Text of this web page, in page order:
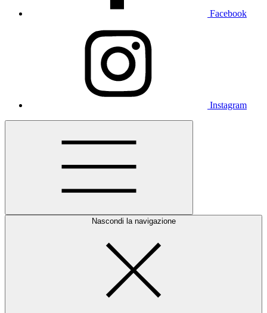
Facebook
Instagram
Nascondi la navigazione